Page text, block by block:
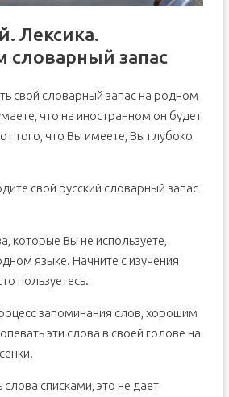
Лексика.
словарный запас
свой словарный запас на родном
что на иностранном он будет
того, что Вы имеете, Вы глубоко
свой русский словарный запас
которые Вы не используете,
языке. Начните с изучения
пользуетесь.
запоминания слов, хорошим
эти слова в своей голове на
списками, это не дает